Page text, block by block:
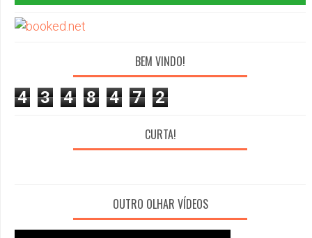
BEM VINDO!
4 3 4 8 4 7 2
CURTA!
OUTRO OLHAR VÍDEOS